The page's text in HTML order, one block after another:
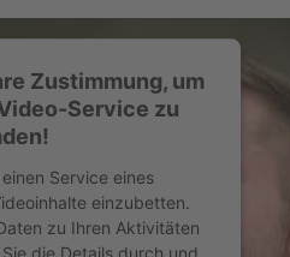
Zustimmung, um
Service zu
Service eines
einzubetten.
zu Ihren Aktivitäten